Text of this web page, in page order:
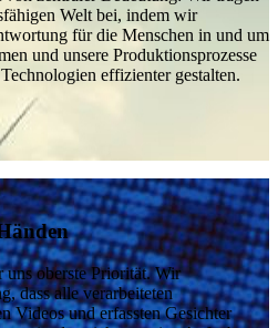
Welt bei, indem wir
für die Menschen in und um
und unsere Produktionsprozesse
effizienter gestalten.
oberste Priorität. Wir
dass alle verarbeiteten
Videos und erfassten Gesichter